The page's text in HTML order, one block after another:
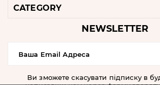
CATEGORY
NEWSLETTER
Ви зможете скасувати підписку в